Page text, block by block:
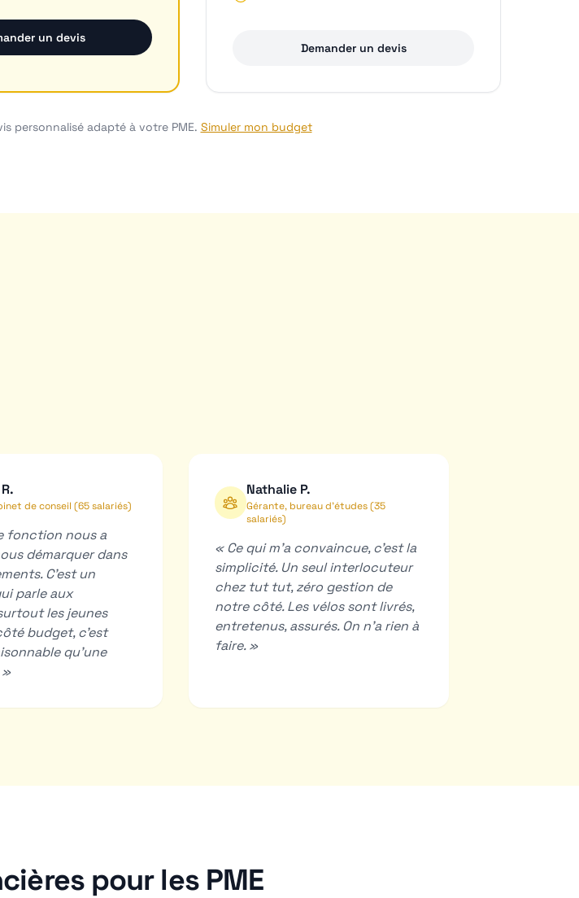
un devis
Demander un devis
personnalisé adapté à votre PME. Simuler mon budget
de conseil (65 salariés)
fonction nous a
démarquer dans
C'est un
parle aux
les jeunes
budget, c'est
qu'une
Nathalie P.
Gérante, bureau d'études (35
salariés)
«Ce qui m'a convaincue, c'est la
simplicité. Un seul interlocuteur
chez tut tut, zéro gestion de
notre côté. Les vélos sont livrés,
entretenus, assurés. On n'a rien à
faire.»
pour les PME